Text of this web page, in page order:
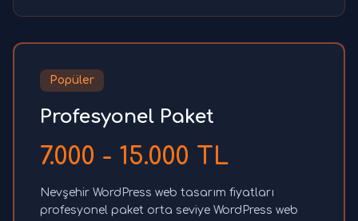
Popüler
Profesyonel Paket
7.000 - 15.000 TL
Nevşehir WordPress web tasarım fiyatları
profesyonel paket orta seviye WordPress web